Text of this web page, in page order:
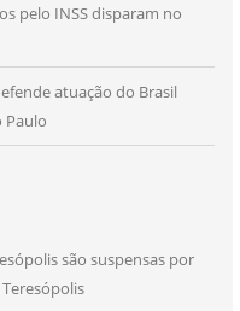
pelo INSS disparam no
atuação do Brasil
Paulo
são suspensas por